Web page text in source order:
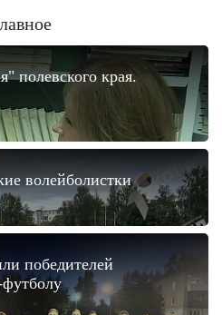
полевского края.
волейболистки
победителей